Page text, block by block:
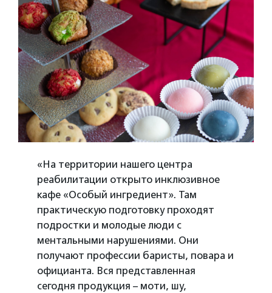
«На территории нашего центра
реабилитации открыто инклюзивное
кафе «Особый ингредиент». Там
практическую подготовку проходят
подростки и молодые люди с
ментальными нарушениями. Они
получают профессии баристы, повара и
официанта. Вся представленная
сегодня продукция – моти, шу,